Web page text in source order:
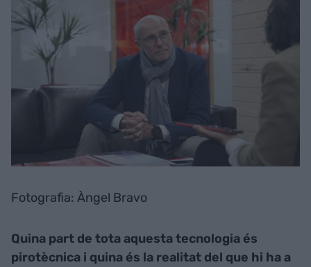
Fotografia: Àngel Bravo
Quina part de tota aquesta tecnologia és
pirotècnica i quina és la realitat del que hi ha a